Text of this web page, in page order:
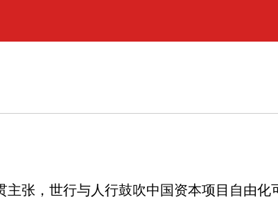
张，世行与人行鼓吹中国资本项目自由化